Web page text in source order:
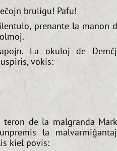
bruligu! Pafu!
prenante la manon
La okuloj de
vokis:
de la malgranda
la
kiel povis: